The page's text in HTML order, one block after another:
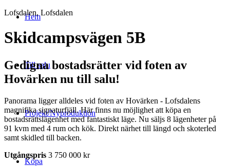
Hem
Till salu
Projekt/Nyproduktion
Köpa
Lofsdalen, Lofsdalen
Skidcampsvägen 5B
Gedigna bostadsrätter vid foten av
Hovärken nu till salu!
Panorama ligger alldeles vid foten av Hovärken - Lofsdalens
magnifika signaturfjäll. Här finns nu möjlighet att köpa en
bostadsrättslägenhet med fantastiskt läge. Nu säljs 8 lägenheter på
91 kvm med 4 rum och kök. Direkt närhet till längd och skoterled
samt skidled till backen.
Utgångspris 3 750 000 kr